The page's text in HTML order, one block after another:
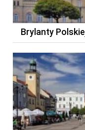
Brylanty